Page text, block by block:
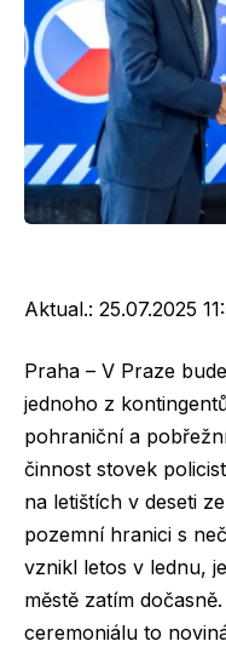
Aktual.: 25.07.2025
Praha – V Praze
jednoho z
pohraniční a
činnost stovek
na letištích v deseti
pozemní hranici s
vznikl letos v lednu,
městě zatím
ceremoniálu to